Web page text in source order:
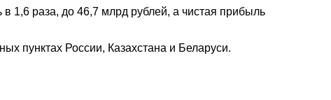
1,6 раза, до 46,7 млрд рублей, а чистая прибыль
пунктах России, Казахстана и Беларуси.